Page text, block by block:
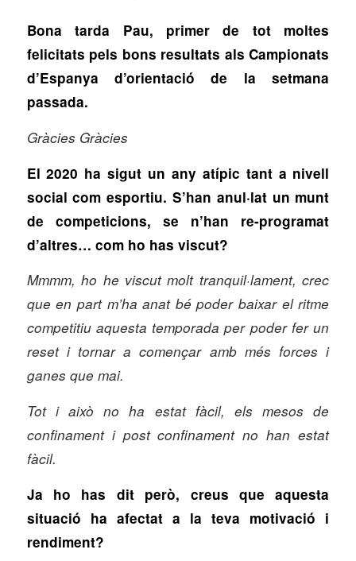
Bona tarda Pau, primer de tot moltes
felicitats pels bons resultats als Campionats
d’Espanya d’orientació de la setmana
passada.
Gràcies Gràcies
El 2020 ha sigut un any atípic tant a nivell
social com esportiu. S’han anul·lat un munt
de competicions, se n’han re-programat
d’altres… com ho has viscut?
Mmmm, ho he viscut molt tranquil·lament, crec
que en part m’ha anat bé poder baixar el ritme
competitiu aquesta temporada per poder fer un
reset i tornar a començar amb més forces i
ganes que mai.
Tot i això no ha estat fàcil, els mesos de
confinament i post confinament no han estat
fàcil.
Ja ho has dit però, creus que aquesta
situació ha afectat a la teva motivació i
rendiment?